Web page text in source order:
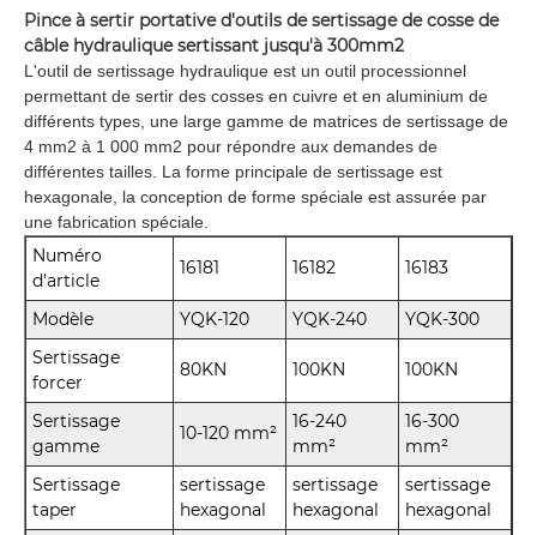
Pince à sertir portative d'outils de sertissage de cosse de
câble hydraulique sertissant jusqu'à 300mm2
L'outil de sertissage hydraulique est un outil processionnel
permettant de sertir des cosses en cuivre et en aluminium de
différents types, une large gamme de matrices de sertissage de
4 mm2 à 1 000 mm2 pour répondre aux demandes de
différentes tailles. La forme principale de sertissage est
hexagonale, la conception de forme spéciale est assurée par
une fabrication spéciale.
Numéro
d'article
16181 16182 16183
Modèle YQK-120 YQK-240
YQK-300
Sertissage
forcer
80KN 100KN 100KN
Sertissage
gamme
10-120 mm²
16-240
mm²
16-300
mm²
Sertissage
taper
sertissage
hexagonal
sertissage
hexagonal
sertissage
hexagonal